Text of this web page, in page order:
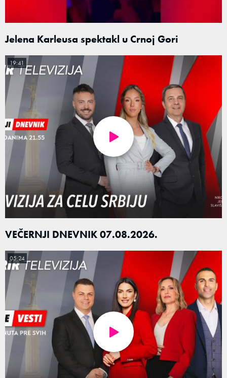
Jelena Karleusa spektakl u Crnoj Gori
VEČERNJI DNEVNIK 07.08.2026.
19:41
05:24